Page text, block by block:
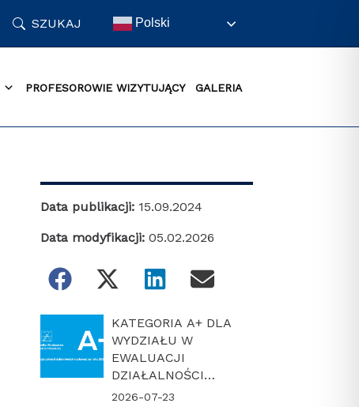
SZUKAJ Polski
PROFESOROWIE WIZYTUJĄCY GALERIA
Data publikacji: 15.09.2024
Data modyfikacji: 05.02.2026
KATEGORIA A+ DLA
WYDZIAŁU W
EWALUACJI
DZIAŁALNOŚCI
NAUKOWEJ W
2026-07-23